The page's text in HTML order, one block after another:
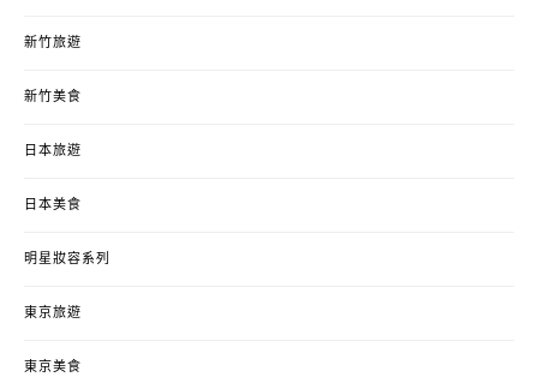
新竹旅遊
新竹美食
日本旅遊
日本美食
明星妝容系列
東京旅遊
東京美食